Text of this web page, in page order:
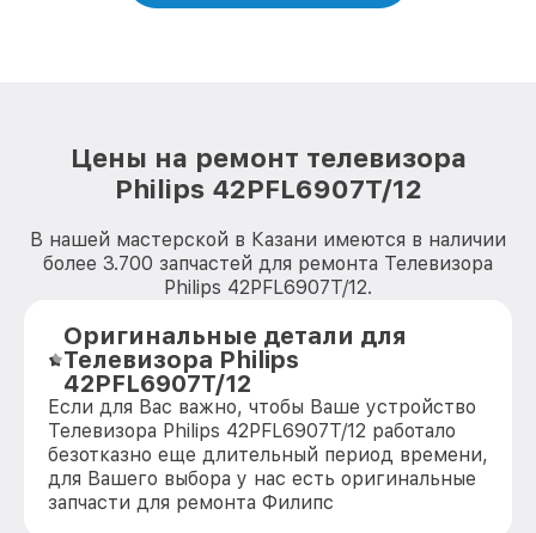
Цены на ремонт телевизора
Philips 42PFL6907T/12
В нашей мастерской в Казани имеются в наличии
более 3.700 запчастей для ремонта Телевизора
Philips 42PFL6907T/12.
Оригинальные детали для
Телевизора Philips
42PFL6907T/12
Если для Вас важно, чтобы Ваше устройство
Телевизора Philips 42PFL6907T/12 работало
безотказно еще длительный период времени,
для Вашего выбора у нас есть оригинальные
запчасти для ремонта Филипс